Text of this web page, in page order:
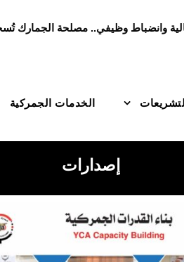
عالية وانضباط وظيفي.. مصلحة الجمارك
التشريعات الخدمات الجمركية
إصدارات